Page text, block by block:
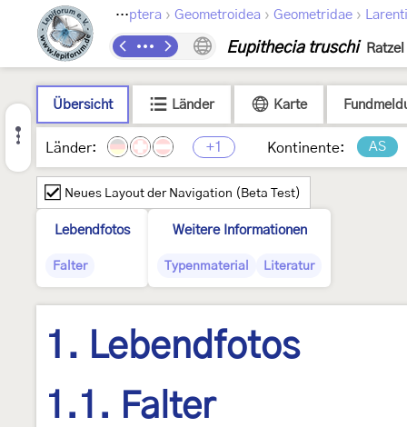
Lepidoptera › Geometroidea › Geometridae ›
Eupithecia truschi
Übersicht Länder Karte
Länder: +1 Kontinente: AS
Neues Layout der Navigation (Beta Test)
Lebendfotos
Falter
Weitere Informationen
Typenmaterial Literatur
1. Lebendfotos
1.1. Falter